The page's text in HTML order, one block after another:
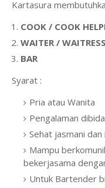
Kartasura
COOK / COOK
WAITER / WAITRESS
BAR
Syarat :
Pria atau Wanita
Pengalaman
Sehat jasmani dan
Mampu
bekerjasama
Untuk Bartender